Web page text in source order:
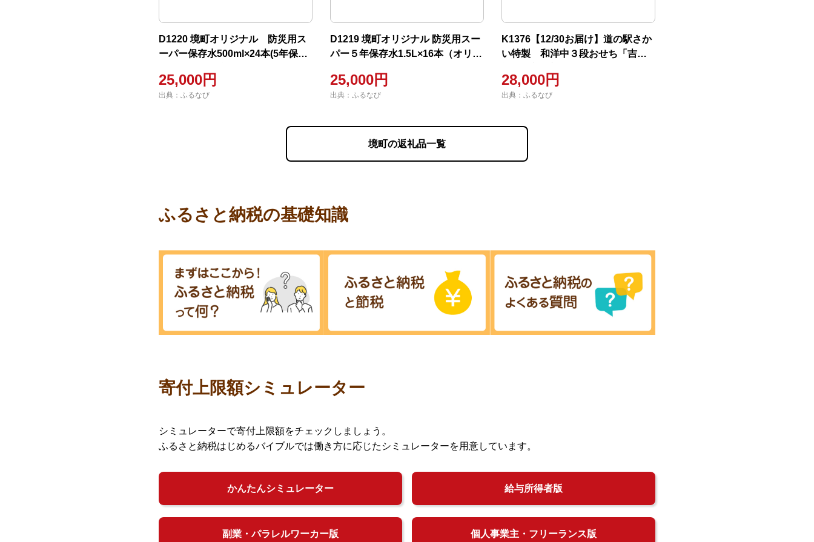
D1220 境町オリジナル 防災用ス
ーパー保存水500ml×24本(5年保存)
25,000円
出典：ふるなび
D1219 境町オリジナル 防災用スー
パー５年保存水1.5L×16本（オリジ
25,000円
出典：ふるなび
K1376【12/30お届け】道の駅さか
い特製 和洋中３段おせち「吉
～3人前）
28,000円
出典：ふるなび
境町の返礼品一覧
ふるさと納税の基礎知識
寄付上限額シミュレーター
シミュレーターで寄付上限額をチェックしましょう。
ふるさと納税はじめるバイブルでは働き方に応じたシミュレーターを用意しています。
かんたんシミュレーター 給与所得者版
副業・パラレルワーカー版 個人事業主・フリーランス版